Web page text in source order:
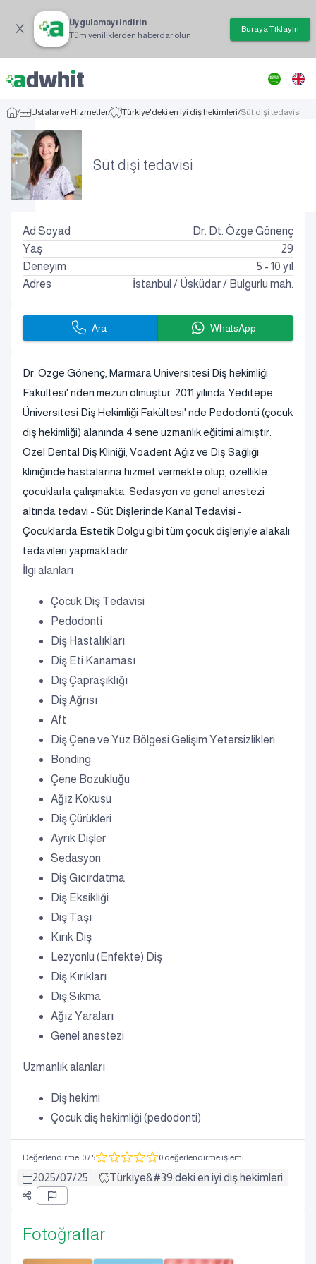
Uygulamayı indirin
Tüm yeniliklerden haberdar olun
Buraya Tıklayın
/ Ustalar ve Hizmetler/ Türkiye'deki en iyi diş hekimleri/Süt dişi tedavisi
Süt dişi tedavisi
Dr. Özge Gönenç, Marmara Üniversitesi Diş hekimliği
Fakültesi' nden mezun olmuştur. 2011 yılında Yeditepe
Üniversitesi Diş Hekimliği Fakültesi' nde Pedodonti (çocuk
diş hekimliği) alanında 4 sene uzmanlık eğitimi almıştır.
Özel Dental Diş Kliniği, Voadent Ağız ve Diş Sağlığı
kliniğinde hastalarına hizmet vermekte olup, özellikle
çocuklarla çalışmakta. Sedasyon ve genel anestezi
altında tedavi - Süt Dişlerinde Kanal Tedavisi -
Çocuklarda Estetik Dolgu gibi tüm çocuk dişleriyle alakalı
tedavileri yapmaktadır.
İlgi alanları
Çocuk Diş Tedavisi
Pedodonti
Diş Hastalıkları
Diş Eti Kanaması
Diş Çapraşıklığı
Diş Ağrısı
Aft
Diş Çene ve Yüz Bölgesi Gelişim Yetersizlikleri
Bonding
Çene Bozukluğu
Ağız Kokusu
Diş Çürükleri
Ayrık Dişler
Sedasyon
Diş Gıcırdatma
Diş Eksikliği
Diş Taşı
Kırık Diş
Lezyonlu (Enfekte) Diş
Diş Kırıkları
Diş Sıkma
Ağız Yaraları
Genel anestezi
Uzmanlık alanları
Diş hekimi
Çocuk diş hekimliği (pedodonti)
Değerlendirme: 0/ 5 0 değerlendirme işlemi
2025/07/25 Türkiye&#39;deki en iyi diş hekimleri
Fotoğraflar
Ad Soyad
Dr. Dt. Özge Gönenç
Yaş
29
Deneyim
5 - 10 yıl
Adres
İstanbul / Üsküdar/ Bulgurlu mah.
Ara WhatsApp